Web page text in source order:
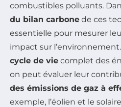
combustibles polluants.
du bilan carbone de ces
essentielle pour mesurer
impact sur
cycle de vie complet des
on peut évaluer leur
des émissions de gaz à
exemple, l’éolien et le